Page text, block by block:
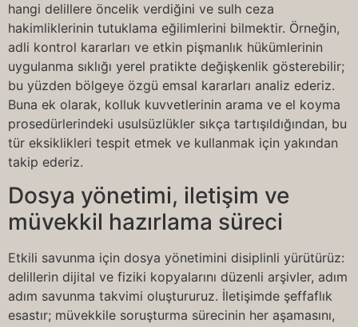
hangi delillere öncelik verdiğini ve sulh ceza
hakimliklerinin tutuklama eğilimlerini bilmektir. Örneğin,
adli kontrol kararları ve etkin pişmanlık hükümlerinin
uygulanma sıklığı yerel pratikte değişkenlik gösterebilir;
bu yüzden bölgeye özgü emsal kararları analiz ederiz.
Buna ek olarak, kolluk kuvvetlerinin arama ve el koyma
prosedürlerindeki usulsüzlükler sıkça tartışıldığından, bu
tür eksiklikleri tespit etmek ve kullanmak için yakından
takip ederiz.
Dosya yönetimi, iletişim ve
müvekkil hazırlama süreci
Etkili savunma için dosya yönetimini disiplinli yürütürüz:
delillerin dijital ve fiziki kopyalarını düzenli arşivler, adım
adım savunma takvimi oluştururuz. İletişimde şeffaflık
esastır; müvekkile soruşturma sürecinin her aşamasını,